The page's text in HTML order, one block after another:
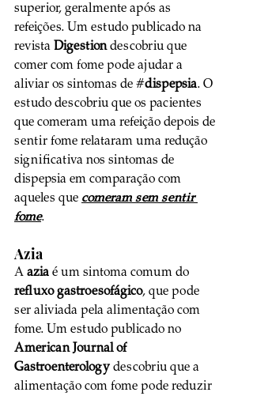
superior, geralmente após as
refeições. Um estudo publicado na
revista Digestion descobriu que
comer com fome pode ajudar a
aliviar os sintomas de #dispepsia. O
estudo descobriu que os pacientes
que comeram uma refeição depois de
sentir fome relataram uma redução
significativa nos sintomas de
dispepsia em comparação com
aqueles que comeram sem sentir
fome.
Azia
A azia é um sintoma comum do
refluxo gastroesofágico, que pode
ser aliviada pela alimentação com
fome. Um estudo publicado no
American Journal of
Gastroenterology descobriu que a
alimentação com fome pode reduzir